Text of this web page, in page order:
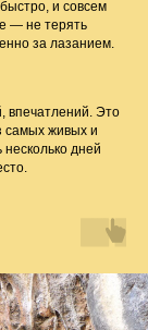
и совсем
— не терять
за лазанием.
впечатлений. Это
самых живых и
дней